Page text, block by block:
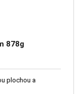
878g
plochou a